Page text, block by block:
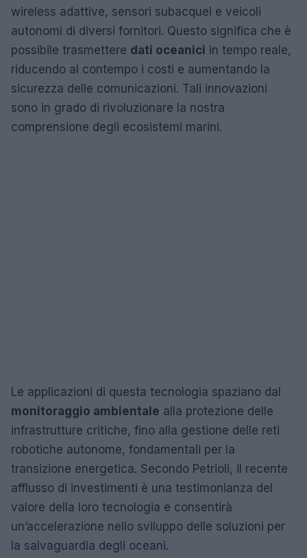
wireless adattive, sensori subacquei e veicoli
autonomi di diversi fornitori. Questo significa che è
possibile trasmettere dati oceanici in tempo reale,
riducendo al contempo i costi e aumentando la
sicurezza delle comunicazioni. Tali innovazioni
sono in grado di rivoluzionare la nostra
comprensione degli ecosistemi marini.
Le applicazioni di questa tecnologia spaziano dal
monitoraggio ambientale alla protezione delle
infrastrutture critiche, fino alla gestione delle reti
robotiche autonome, fondamentali per la
transizione energetica. Secondo Petrioli, il recente
afflusso di investimenti è una testimonianza del
valore della loro tecnologia e consentirà
un’accelerazione nello sviluppo delle soluzioni per
la salvaguardia degli oceani.